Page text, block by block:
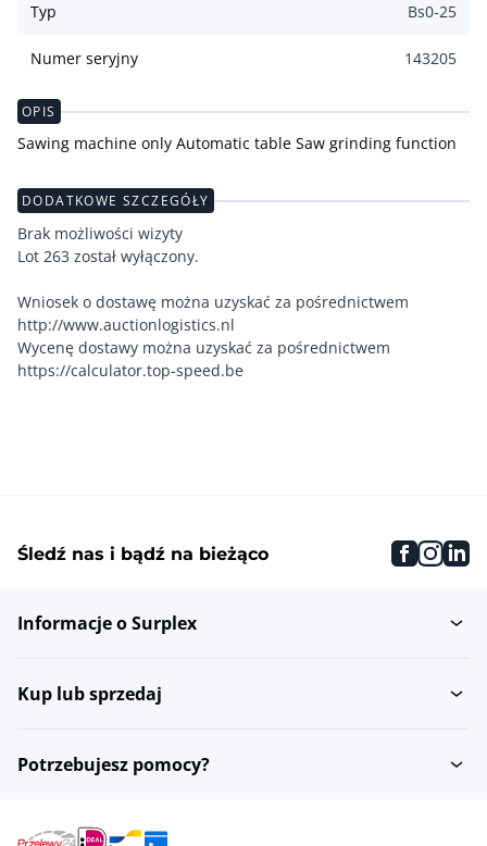
Typ Bs0-25
Numer seryjny 143205
OPIS
Sawing machine only Automatic table Saw grinding function
DODATKOWE SZCZEGÓŁY
Brak możliwości wizyty
Lot 263 został wyłączony.
Wniosek o dostawę można uzyskać za pośrednictwem
http://www.auctionlogistics.nl
Wycenę dostawy można uzyskać za pośrednictwem
https://calculator.top-speed.be
Śledź nas i bądź na bieżąco
Informacje o Surplex
Kup lub sprzedaj
Potrzebujesz pomocy?